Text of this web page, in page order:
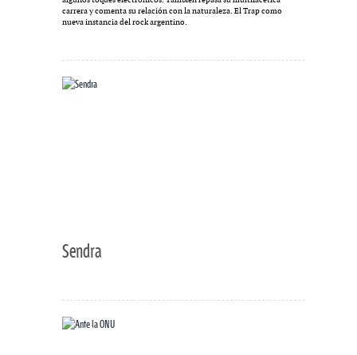
carrera y comenta su relación con la naturaleza. El Trap como
nueva instancia del rock argentino.
Sendra